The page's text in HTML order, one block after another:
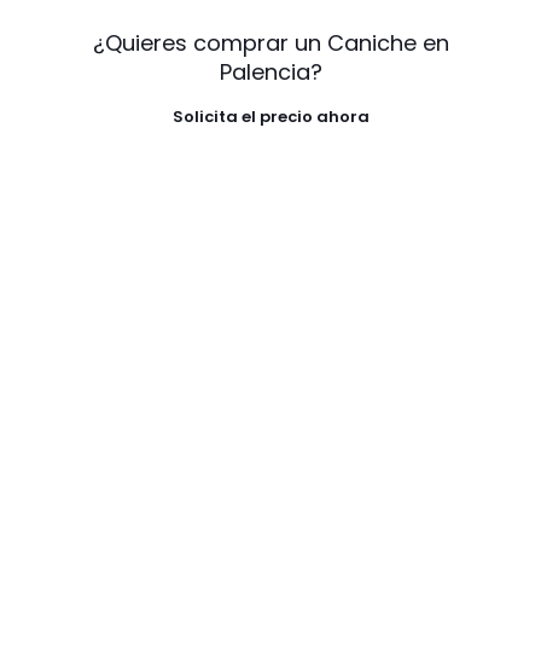
¿Quieres comprar un Caniche en
Palencia?
Solicita el precio ahora